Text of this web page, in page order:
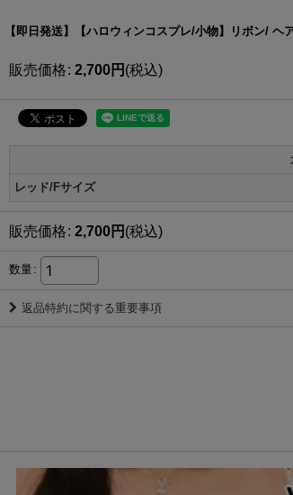
【即日発送】【ハロウィンコスプレ/小物】リボン/ ヘ
販売価格: 2,700円 (税込)
レッド/Fサイズ
販売価格: 2,700円 (税込)
数量:
返品特約に関する重要事項